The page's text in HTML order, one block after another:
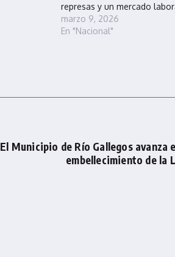
represas y un mercado
marzo 9, 2026
En "Nacional"
El Municipio de Río Gallegos avanza
embellecimiento de la